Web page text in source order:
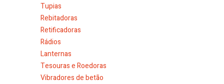
Tupias
Rebitadoras
Retificadoras
Rádios
Lanternas
Tesouras e Roedoras
Vibradores de betão